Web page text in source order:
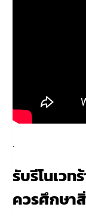
.
รับรีโนเวท
ควรศึกษา